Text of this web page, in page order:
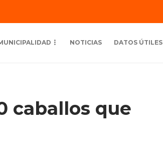
NOTICIAS DATOS ÚTILES
caballos que